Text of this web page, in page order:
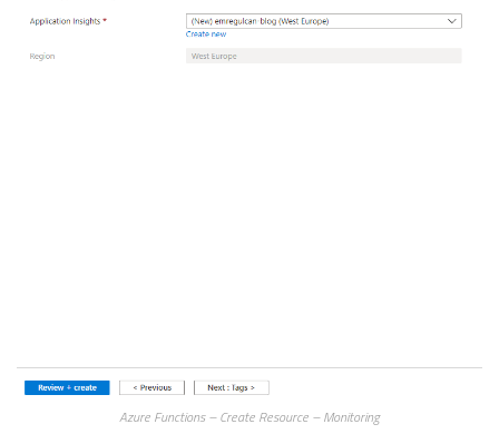
Azure Functions – Create Resource – Monitoring